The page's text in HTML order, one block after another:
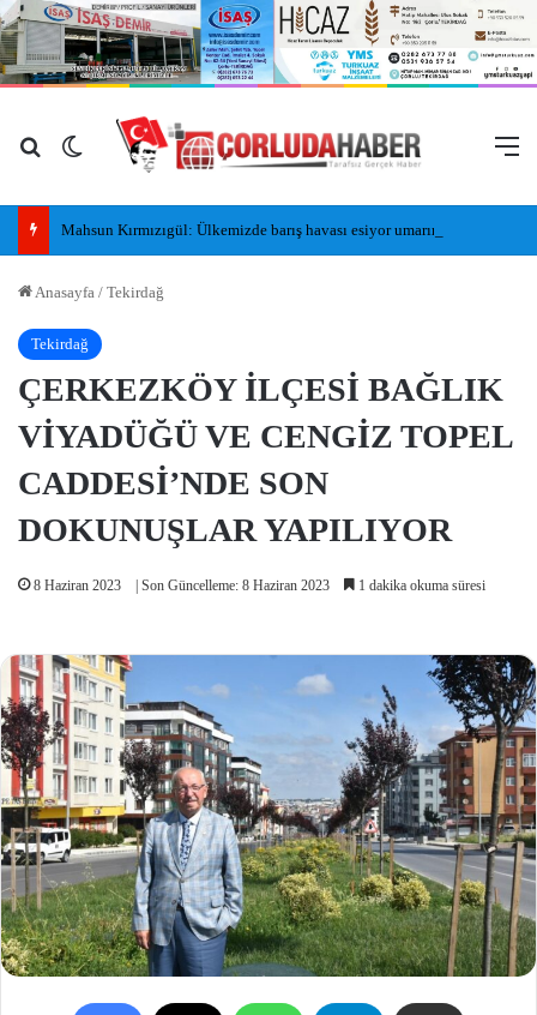
Arama yap ...
Dış görünümü değiştir
Anasayfa / Tekirdağ
Tekirdağ
ÇERKEZKÖY İLÇESİ BAĞLIK
VİYADÜĞÜ VE CENGİZ TOPEL
CADDESİ’NDE SON
DOKUNUŞLAR YAPILIYOR
8 Haziran 2023 | Son Güncelleme: 8 Haziran 2023 1 dakika okuma süresi